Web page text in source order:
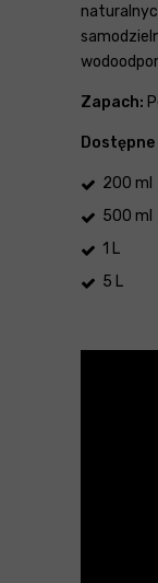
Zapach:
200 ml
500 ml
1 L
5 L